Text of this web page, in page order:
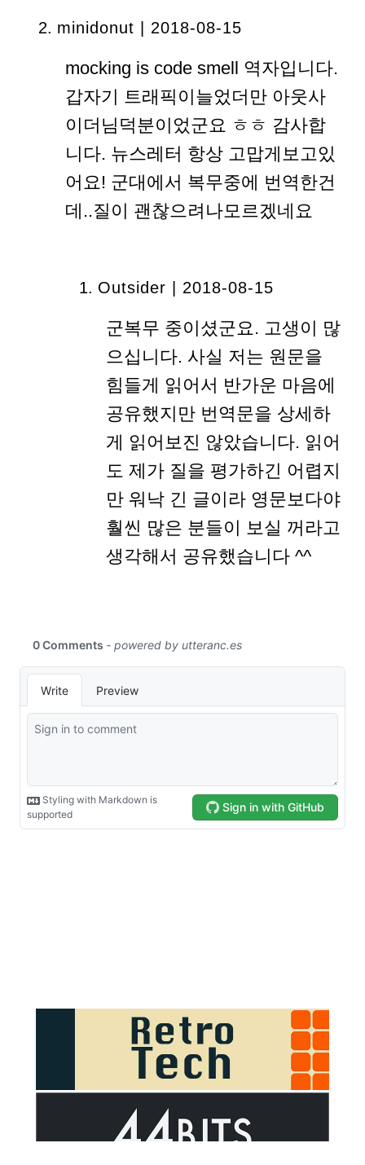
minidonut | 2018-08-15
mocking is code smell 역자입니다.
갑자기 트래픽이늘었더만 아웃사
이더님덕분이었군요 ㅎㅎ 감사합
니다. 뉴스레터 항상 고맙게보고있
어요! 군대에서 복무중에 번역한건
데..질이 괜찮으려나모르겠네요
Outsider | 2018-08-15
군복무 중이셨군요. 고생이 많
으십니다. 사실 저는 원문을
힘들게 읽어서 반가운 마음에
공유했지만 번역문을 상세하
게 읽어보진 않았습니다. 읽어
도 제가 질을 평가하긴 어렵지
만 워낙 긴 글이라 영문보다야
훨씬 많은 분들이 보실 꺼라고
생각해서 공유했습니다 ^^